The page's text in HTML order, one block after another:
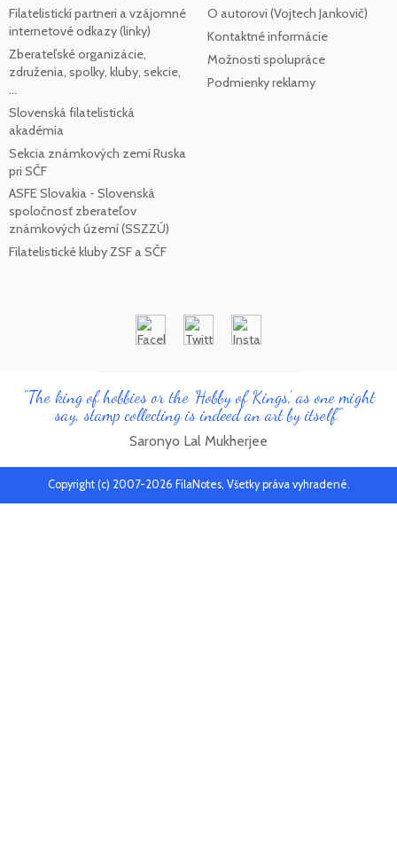
Filatelistickí partneri a vzájomné
internetové odkazy (linky)
Zberateľské organizácie,
združenia, spolky, kluby, sekcie,
...
Slovenská filatelistická
akadémia
Sekcia známkových zemí Ruska
pri SČF
ASFE Slovakia - Slovenská
spoločnosť zberateľov
známkových území (SSZZÚ)
Filatelistické kluby ZSF a SČF
O autorovi (Vojtech Jankovič)
Kontaktné informácie
Možnosti spolupráce
Podmienky reklamy
"The king of hobbies or the 'Hobby of Kings', as one might
say, stamp collecting is indeed an art by itself"
Saronyo Lal Mukherjee
Copyright (c) 2007-2026 FilaNotes, Všetky práva vyhradené.